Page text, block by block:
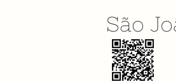
São